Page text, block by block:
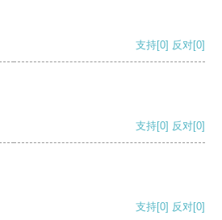
支持[0] 反对[0]
支持[0] 反对[0]
支持[0] 反对[0]